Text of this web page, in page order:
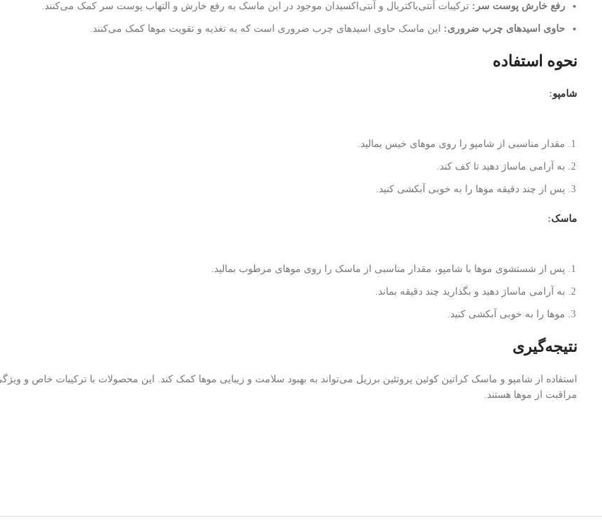
رفع خارش پوست سر: ترکیبات آنتی‌باکتریال و آنتی‌اکسیدان موجود در این ماسک به رفع خارش و التهاب پوست سر کمک می‌کنند.
حاوی اسیدهای چرب ضروری: این ماسک حاوی اسیدهای چرب ضروری است که به تغذیه و تقویت موها کمک می‌کنند.
نحوه استفاده
شامپو:
مقدار مناسبی از شامپو را روی موهای خیس بمالید.
به آرامی ماساژ دهید تا کف کند.
پس از چند دقیقه موها را به خوبی آبکشی کنید.
ماسک:
پس از شستشوی موها با شامپو، مقدار مناسبی از ماسک را روی موهای مرطوب بمالید.
به آرامی ماساژ دهید و بگذارید چند دقیقه بماند.
موها را به خوبی آبکشی کنید.
نتیجه‌گیری
استفاده از شامپو و ماسک کراتین کوئین پروتئین برزیل می‌تواند به بهبود سلامت و زیبایی موها کمک کند. این محصولات با ترکیبات خاص و
مراقبت از موها هستند.